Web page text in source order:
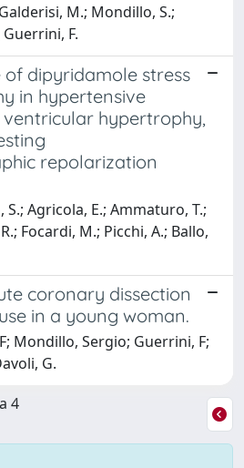
M.; Mondillo, S.;
Guerrini, F.
dipyridamole stress
in hypertensive
hypertrophy,
repolarization
Agricola, E.; Ammaturo, T.;
Focardi, M.; Picchi, A.; Ballo,
coronary dissection
in a young woman.
Mondillo, Sergio; Guerrini, F;
G.
4